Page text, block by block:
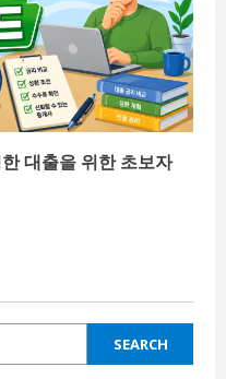
대출을 위한 초보자
SEARCH